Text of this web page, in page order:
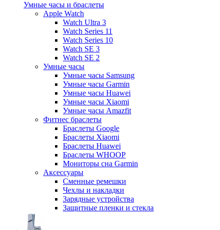
Умные часы и браслеты
Apple Watch
Watch Ultra 3
Watch Series 11
Watch Series 10
Watch SE 3
Watch SE 2
Умные часы
Умные часы Samsung
Умные часы Garmin
Умные часы Huawei
Умные часы Xiaomi
Умные часы Amazfit
Фитнес браслеты
Браслеты Google
Браслеты Xiaomi
Браслеты Huawei
Браслеты WHOOP
Мониторы сна Garmin
Аксессуары
Сменные ремешки
Чехлы и накладки
Зарядные устройства
Защитные пленки и стекла